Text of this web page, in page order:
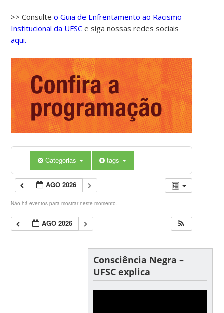
>> Consulteo Guia de Enfrentamento ao Racismo
Institucional da UFSC e siga nossas redes sociais
aqui.
Categorias tags
AGO 2026
Não há eventos para mostrar neste momento.
AGO 2026
Consciência Negra –
UFSC explica